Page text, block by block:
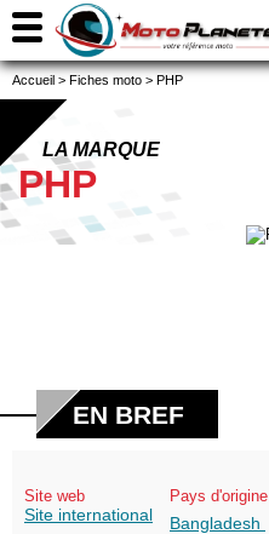
Accueil > Fiches moto > PHP
LA MARQUE
PHP
EN BREF
Site web
Site international
Pays d'origine
Bangladesh